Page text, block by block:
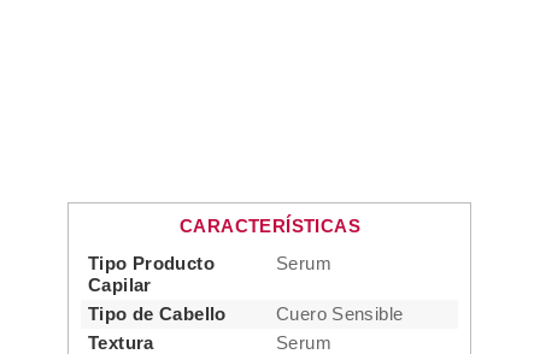
CARACTERÍSTICAS
Tipo Producto
Capilar
Serum
Tipo de Cabello
Cuero Sensible
Textura
Serum